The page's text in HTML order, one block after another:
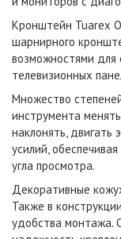
Кронштейн Tuarex
шарнирного
возможностями для
телевизионных
Множество
инструмента
наклонять, двигать
усилий,
угла просмотра.
Декоративные
Также в
удобства монтажа.